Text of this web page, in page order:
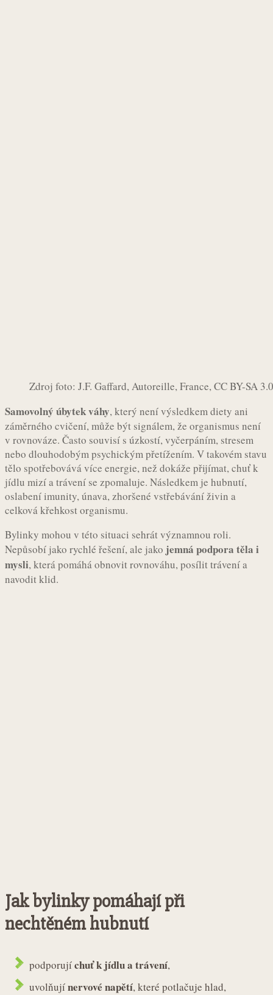
Zdroj foto: J.F. Gaffard, Autoreille, France, CC BY-SA
Samovolný úbytek váhy, který není výsledkem diety ani
záměrného cvičení, může být signálem, že organismus není
v rovnováze. Často souvisí s úzkostí, vyčerpáním, stresem
nebo dlouhodobým psychickým přetížením. V takovém stavu
tělo spotřebovává více energie, než dokáže přijímat, chuť k
jídlu mizí a trávení se zpomaluje. Následkem je hubnutí,
oslabení imunity, únava, zhoršené vstřebávání živin a
celková křehkost organismu.
Bylinky mohou v této situaci sehrát významnou roli.
Nepůsobí jako rychlé řešení, ale jako jemná podpora těla i
mysli, která pomáhá obnovit rovnováhu, posílit trávení a
navodit klid.
Jak bylinky pomáhají při
nechtěném hubnutí
podporujíchuť k jídlu a trávení,
uvolňujínervové napětí, které potlačuje hlad,